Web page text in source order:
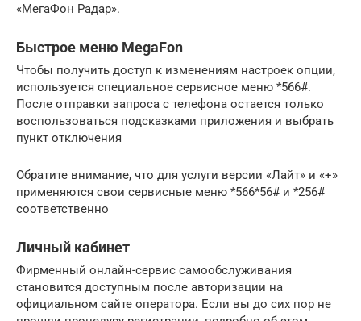
«МегаФон Радар».
Быстрое меню MegaFon
Чтобы получить доступ к изменениям настроек опции,
используется специальное сервисное меню *566#.
После отправки запроса с телефона остается только
воспользоваться подсказками приложения и выбрать
пункт отключения
Обратите внимание, что для услуги версии «Лайт» и «+»
применяются свои сервисные меню *566*56# и *256#
соответственно
Личный кабинет
Фирменный онлайн-сервис самообслуживания
становится доступным после авторизации на
официальном сайте оператора. Если вы до сих пор не